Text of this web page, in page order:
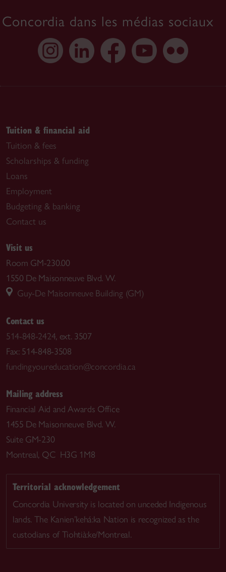
Concordia dans les médias sociaux
Tuition & financial aid
Tuition & fees
Scholarships & funding
Loans
Employment
Budgeting & banking
Contact us
Visit us
Room GM-230.00
1550 De Maisonneuve Blvd. W.
Guy-De Maisonneuve Building (GM)
Contact us
514-848-2424, ext. 3507
Fax: 514-848-3508
fundingyoureducation@concordia.ca
Mailing address
Financial Aid and Awards Office
1455 De Maisonneuve Blvd. W.
Suite GM-230
Montreal, QC H3G 1M8
Territorial acknowledgement
Concordia University is located on unceded Indigenous
lands. The Kanien’kehá:ka Nation is recognized as the
custodians of Tiohtià:ke/Montreal.